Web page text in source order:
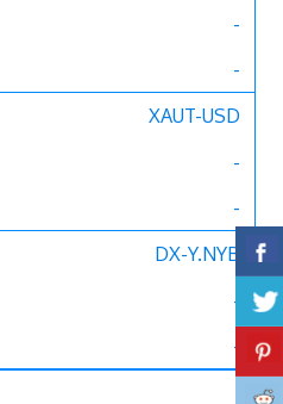
-
-
XAUT-USD
-
-
DX-Y.NYB
-
-